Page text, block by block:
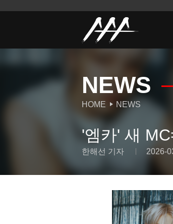
NEWS
HOME NEWS
'엠카' 새
한해선 기자 2026-